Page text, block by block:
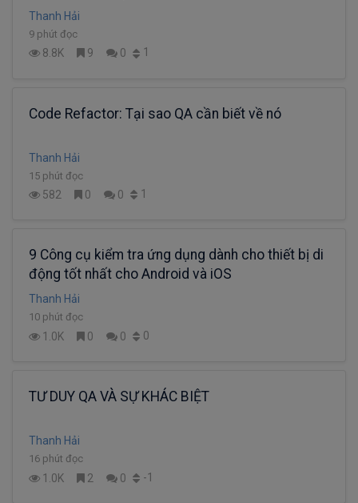
Condition
Thanh Hải
9 phút đọc
8.8K 9 0 1
Code Refactor: Tại sao QA cần biết về nó
Thanh Hải
15 phút đọc
582 0 0 1
9 Công cụ kiểm tra ứng dụng dành cho thiết bị di
động tốt nhất cho Android và iOS
Thanh Hải
10 phút đọc
1.0K 0 0 0
TƯ DUY QA VÀ SỰ KHÁC BIỆT
Thanh Hải
16 phút đọc
1.0K 2 0 -1